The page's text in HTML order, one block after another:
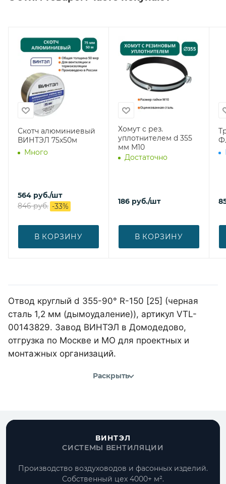
Скотч алюминиевый
ВИНТЭЛ 75х50м
Много
564 руб./шт
846руб. -33%
В КОРЗИНУ
Хомут с рез.
уплотнителем d 355
мм М10
Достаточно
186 руб./шт
В КОРЗИНУ
Отвод круглый d 355-90° R-150 [25] (черная
сталь 1,2 мм (дымоудаление)), артикул VTL-
00143829. Завод ВИНТЭЛ в Домодедово,
отгрузка по Москве и МО для проектных и
монтажных организаций.
Раскрыть
ВИНТЭЛ
СИСТЕМЫ ВЕНТИЛЯЦИИ
Производство воздуховодов и фасонных изделий.
Собственный цех 4000+ м².